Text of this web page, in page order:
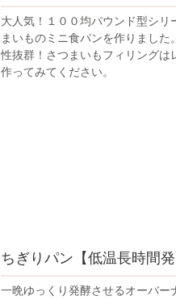
大人気！１００均パウンド型シ
まいものミニ食パンを作りまし
性抜群！さつまいもフィリングは
作ってみてください。
ちぎりパン【低温長時間発
一晩ゆっくり発酵させるオーバー